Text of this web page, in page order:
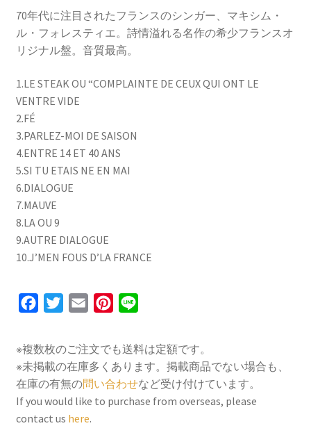
70年代に注目されたフランスのシンガー、マキシム・
ル・フォレスティエ。詩情溢れる名作の希少フランスオ
リジナル盤。音質最高。
1.LE STEAK OU “COMPLAINTE DE CEUX QUI ONT LE
VENTRE VIDE
2.FÉ
3.PARLEZ-MOI DE SAISON
4.ENTRE 14 ET 40 ANS
5.SI TU ETAIS NE EN MAI
6.DIALOGUE
7.MAUVE
8.LA OU 9
9.AUTRE DIALOGUE
10.J’MEN FOUS D’LA FRANCE
c
e
b
o
o
t
t
e
r
a
i
l
n
t
e
r
n
e
※複数枚のご注文でも送料は定額です。
※未掲載の在庫多くあります。掲載商品でない場合も、
在庫の有無の問い合わせなど受け付けています。
If you would like to purchase from overseas, please
contact us here.